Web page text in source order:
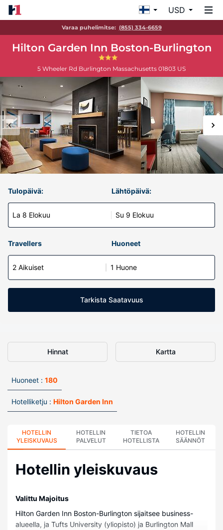
USD
Varaa puhelimitse: (855) 334-6659
Hilton Garden Inn Boston-Burlington
5 Wheeler Rd Burlington Massachusetts 01803 US
Tulopäivä:
La 8 Elokuu
Lähtöpäivä:
Su 9 Elokuu
Travellers Huoneet
2 Aikuiset 1 Huone
Tarkista Saatavuus
Hinnat Kartta
Huoneet : 180
Hotelliketju : Hilton Garden Inn
HOTELLIN
YLEISKUVAUS
HOTELLIN
PALVELUT
TIETOA
HOTELLISTA
HOTELLIN
SÄÄNNÖT
Hotellin yleiskuvaus
Valittu Majoitus
Hilton Garden Inn Boston-Burlington sijaitsee business-
alueella, ja Tufts University (yliopisto) ja Burlington Mall